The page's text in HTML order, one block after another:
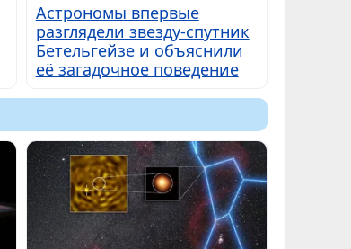
Астрономы впервые
разглядели звезду-спутник
Бетельгейзе и объяснили
её загадочное поведение